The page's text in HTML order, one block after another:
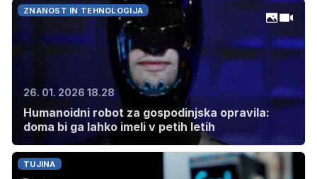
ZNANOST IN TEHNOLOGIJA
26. 01. 2026 18.28
Humanoidni robot za gospodinjska opravila:
doma bi ga lahko imeli v petih letih
TUJINA